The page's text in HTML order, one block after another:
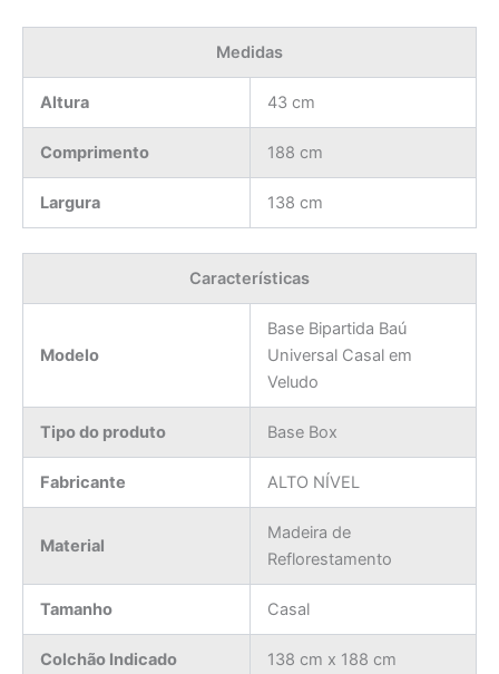
Medidas
Altura 43 cm
Comprimento 188 cm
Largura 138 cm
Características
Modelo
Base Bipartida Baú
Universal Casal em
Veludo
Tipo do produto Base Box
Fabricante ALTO NÍVEL
Material
Madeira de
Reflorestamento
Tamanho Casal
Colchão Indicado 138 cm x 188 cm